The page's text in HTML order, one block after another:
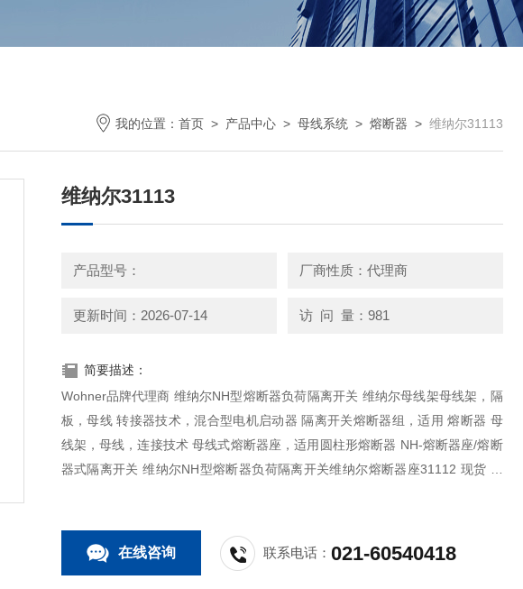
我的位置： 首页 > 产品中心 > 母线系统 > 熔断器 > 维纳尔31113
维纳尔31113
产品型号： 厂商性质：代理商
更新时间：2026-07-14 访 问 量：981
简要描述：
Wohner品牌代理商 维纳尔NH型熔断器负荷隔离开关 维纳尔母线架母线架，隔
板，母线 转接器技术，混合型电机启动器 隔离开关熔断器组，适用 熔断器 母
线架，母线，连接技术 母线式熔断器座，适用圆柱形熔断器 NH-熔断器座/熔断
器式隔离开关 维纳尔NH型熔断器负荷隔离开关维纳尔熔断器座31112 现货 大
在线咨询 联系电话：021-60540418